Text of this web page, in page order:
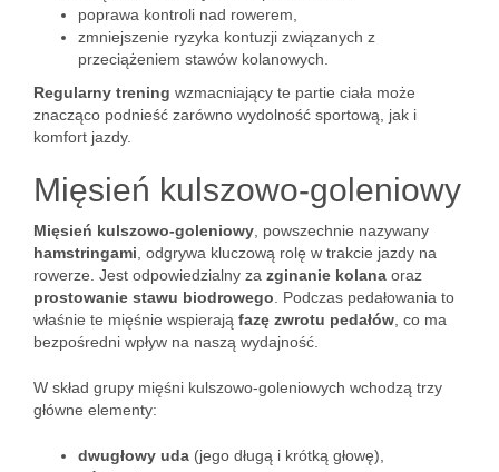
poprawa kontroli nad rowerem,
zmniejszenie ryzyka kontuzji związanych z
przeciążeniem stawów kolanowych.
Regularny trening wzmacniający te partie ciała może
znacząco podnieść zarówno wydolność sportową, jak i
komfort jazdy.
Mięsień kulszowo-goleniowy
Mięsień kulszowo-goleniowy , powszechnie nazywany
hamstringami , odgrywa kluczową rolę w trakcie jazdy na
rowerze. Jest odpowiedzialny za zginanie kolana oraz
prostowanie stawu biodrowego . Podczas pedałowania to
właśnie te mięśnie wspierają fazę zwrotu pedałów , co ma
bezpośredni wpływ na naszą wydajność.
W skład grupy mięśni kulszowo-goleniowych wchodzą trzy
główne elementy:
dwugłowy uda (jego długą i krótką głowę),